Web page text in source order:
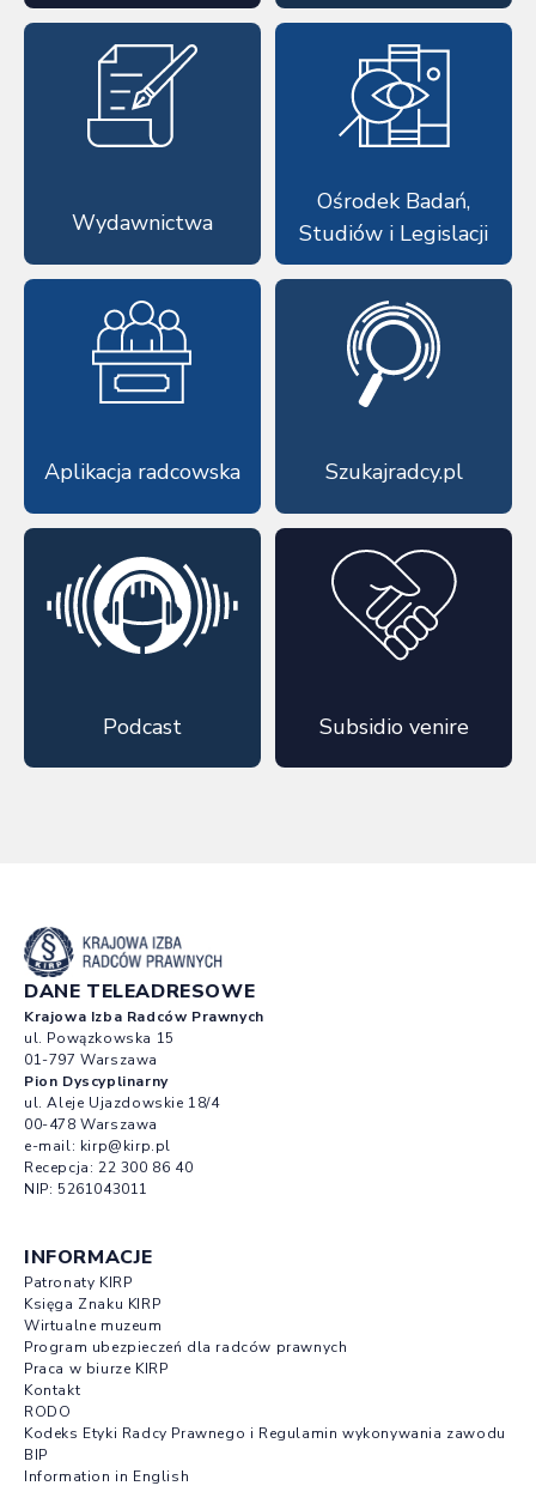
Wydawnictwa
Ośrodek Badań,
Studiów i Legislacji
Aplikacja radcowska Szukajradcy.pl
Podcast Subsidio venire
DANE TELEADRESOWE
Krajowa Izba Radców Prawnych
ul. Powązkowska 15
01-797 Warszawa
Pion Dyscyplinarny
ul. Aleje Ujazdowskie 18/4
00-478 Warszawa
e-mail: kirp@kirp.pl
Recepcja: 22 300 86 40
NIP: 5261043011
INFORMACJE
Patronaty KIRP
Księga Znaku KIRP
Wirtualne muzeum
Program ubezpieczeń dla radców prawnych
Praca w biurze KIRP
Kontakt
RODO
Kodeks Etyki Radcy Prawnego i Regulamin wykonywania zawodu
BIP
Information in English